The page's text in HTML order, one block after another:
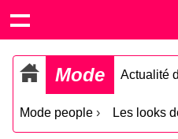
Mode Actualité
Mode people › Les looks